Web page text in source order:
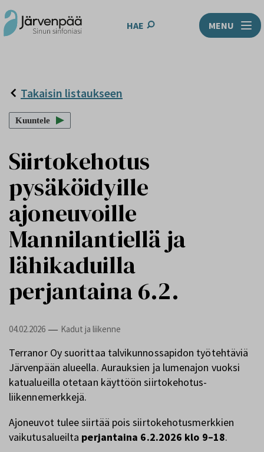
HAE MENU
Takaisin listaukseen
Kuuntele
Siirtokehotus
pysäköidyille
ajoneuvoille
Mannilantiellä ja
lähikaduilla
perjantaina 6.2.
04.02.2026 — Kadut ja liikenne
Terranor Oy suorittaa talvikunnossapidon työtehtäviä
Järvenpään alueella. Aurauksien ja lumenajon vuoksi
katualueilla otetaan käyttöön siirtokehotus-
liikennemerkkejä.
Ajoneuvot tulee siirtää pois siirtokehotusmerkkien
vaikutusalueilta perjantaina 6.2.2026 klo 9–18.